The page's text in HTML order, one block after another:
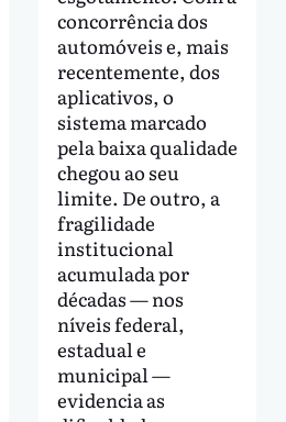
concorrência dos
automóveis e, mais
recentemente, dos
aplicativos, o
sistema marcado
pela baixa qualidade
chegou ao seu
limite. De outro, a
fragilidade
institucional
acumulada por
décadas — nos
níveis federal,
estadual e
municipal —
evidencia as